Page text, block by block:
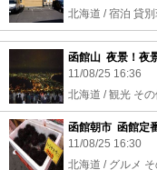
北海道 / 宿泊 貸
函館山 夜景！夜
11/08/25 16:36
北海道 / 観光 そ
函館朝市 函館定
11/08/25 16:30
北海道 / グルメ